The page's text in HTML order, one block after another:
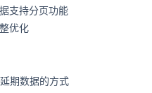
支持分页功能
优化
期数据的方式